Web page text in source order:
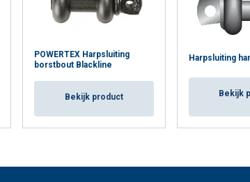
POWERTEX Harpsluiting
borstbout Blackline
Bekijk product
Harpsluiting
Bekijk